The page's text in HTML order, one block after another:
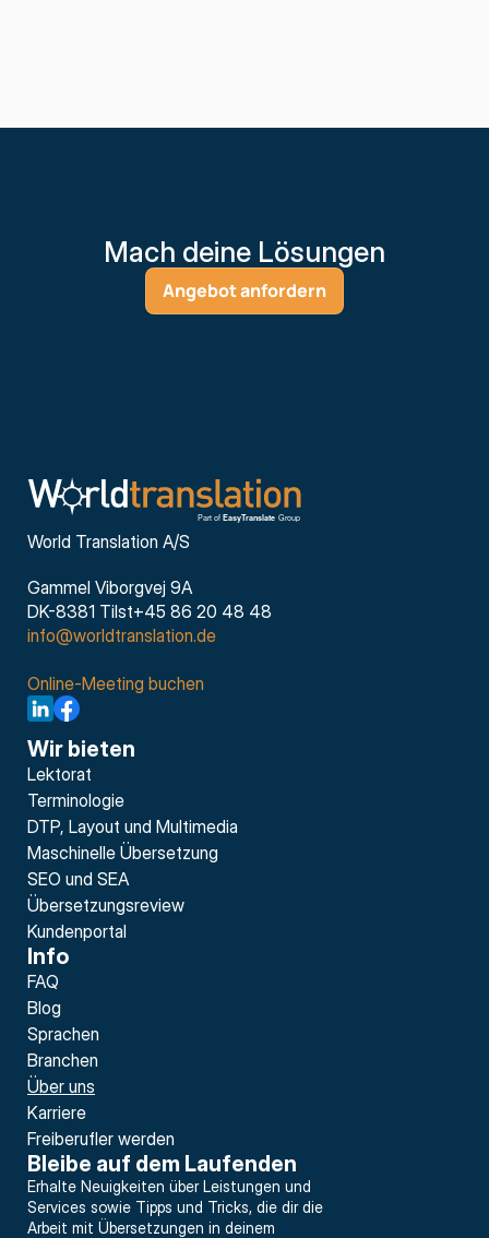
Mach deine Lösungen
Angebot anfordern
World Translation A/S
Gammel Viborgvej 9A
DK-8381 Tilst+45 86 20 48 48
info@worldtranslation.de
Online-Meeting buchen
Wir bieten
Lektorat
Terminologie
DTP, Layout und Multimedia
Maschinelle Übersetzung
SEO und SEA
Übersetzungsreview
Kundenportal
Info
FAQ
Blog
Sprachen
Branchen
Über uns
Karriere
Freiberufler werden
Bleibe auf dem Laufenden
Erhalte Neuigkeiten über Leistungen und
Services sowie Tipps und Tricks, die dir die
Arbeit mit Übersetzungen in deinem